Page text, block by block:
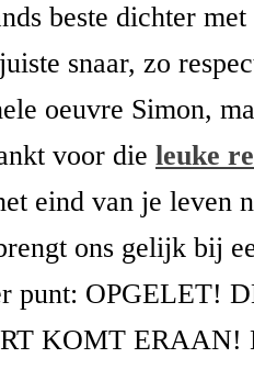
beste dichter met
snaar, zo
oeuvre Simon,
voor die leuke
eind van je leven
ons gelijk bij
punt: OPGELET!
KOMT ERAAN!